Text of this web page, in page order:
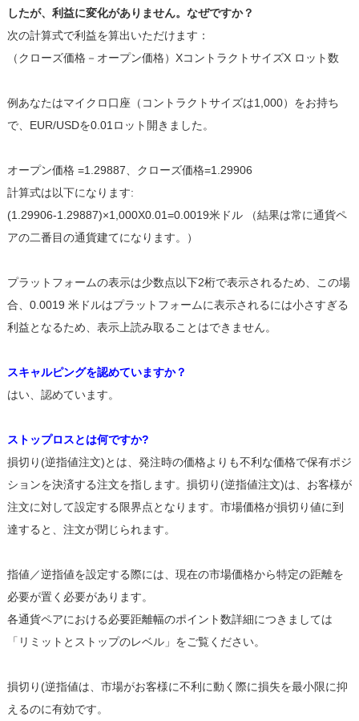
したが、利益に変化がありません。なぜですか？
次の計算式で利益を算出いただけます：
（クローズ価格－オープン価格）XコントラクトサイズX ロット数
例あなたはマイクロ口座（コントラクトサイズは1,000）をお持ち
で、EUR/USDを0.01ロット開きました。
オープン価格 =1.29887、クローズ価格=1.29906
計算式は以下になります:
(1.29906-1.29887)×1,000X0.01=0.0019米ドル （結果は常に通貨ペ
アの二番目の通貨建てになります。）
プラットフォームの表示は少数点以下2桁で表示されるため、この場
合、0.0019 米ドルはプラットフォームに表示されるには小さすぎる
利益となるため、表示上読み取ることはできません。
スキャルピングを認めていますか？
はい、認めています。
ストップロスとは何ですか?
損切り(逆指値注文)とは、発注時の価格よりも不利な価格で保有ポジ
ションを決済する注文を指します。損切り(逆指値注文)は、お客様が
注文に対して設定する限界点となります。市場価格が損切り値に到
達すると、注文が閉じられます。
指値／逆指値を設定する際には、現在の市場価格から特定の距離を
必要が置く必要があります。
各通貨ペアにおける必要距離幅のポイント数詳細につきましては
「リミットとストップのレベル」をご覧ください。
損切り(逆指値は、市場がお客様に不利に動く際に損失を最小限に抑
えるのに有効です。